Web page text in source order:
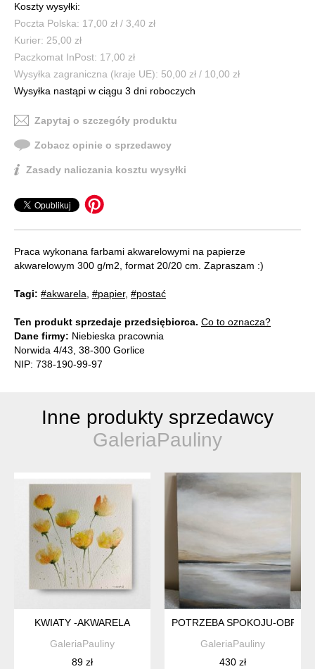
Koszty wysyłki:
Poczta Polska: 17,00 zł / 3,40 zł
Kurier: 25,00 zł
Paczkomat InPost: 17,00 zł
Wysyłka zagraniczna (kraje UE): 50,00 zł / 10,00 zł
Wysyłka nastąpi w ciągu 3 dni roboczych
Zapytaj o szczegóły produktu
Zobacz opinie o sprzedawcy
Zasady naliczania kosztu wysyłki
Praca wykonana farbami akwarelowymi na papierze
akwarelowym 300 g/m2, format 20/20 cm. Zapraszam :)
Tagi: #akwarela, #papier, #postać
Ten produkt sprzedaje przedsiębiorca. Co to oznacza?
Dane firmy: Niebieska pracownia
Norwida 4/43, 38-300 Gorlice
NIP: 738-190-99-97
Inne produkty sprzedawcy
GaleriaPauliny
KWIATY -AKWARELA
GaleriaPauliny
89 zł
POTRZEBA SPOKOJU-
GaleriaPauliny
430 zł